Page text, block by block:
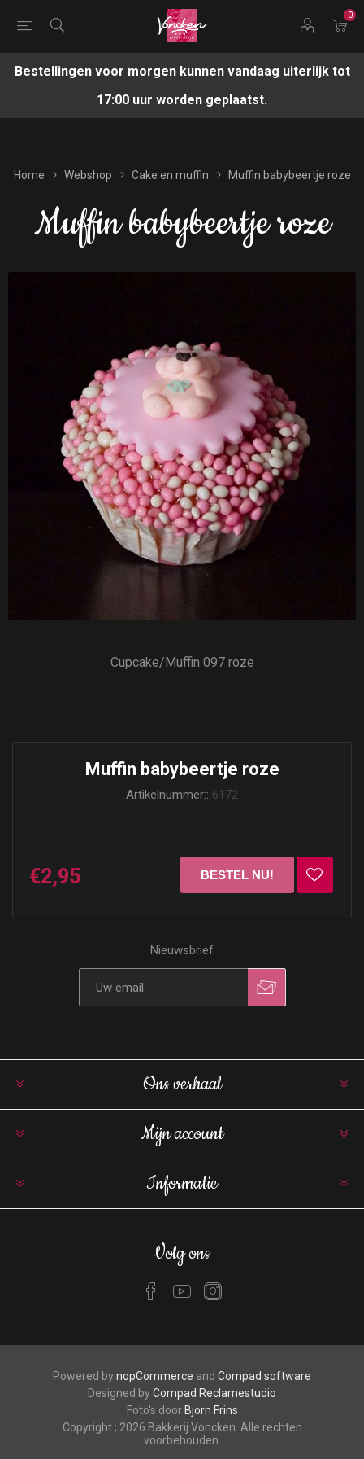
0
Bestellingen voor morgen kunnen vandaag uiterlijk tot
17:00 uur worden geplaatst.
Home Webshop Cake en muffin Muffin babybeertje roze
Muffin babybeertje roze
Cupcake/Muffin 097 roze
Muffin babybeertje roze
Artikelnummer:: 6172
€2,95
Nieuwsbrief
Ons verhaal
Mijn account
Informatie
Volg ons
Powered bynopCommerce and Compad software
Designed byCompad Reclamestudio
Foto's door Bjorn Frins
Copyright ; 2026 Bakkerij Voncken. Alle rechten
voorbehouden.